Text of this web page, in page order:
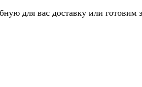
для вас доставку или готовим